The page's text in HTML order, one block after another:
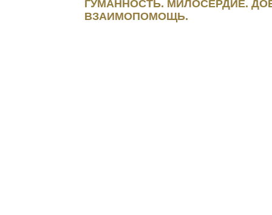
ГУМАННОСТЬ. МИЛОСЕРДИЕ.
ВЗАИМОПОМОЩЬ.